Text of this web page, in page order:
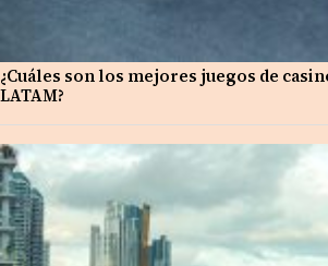
¿Cuáles son los mejores juegos de
LATAM?